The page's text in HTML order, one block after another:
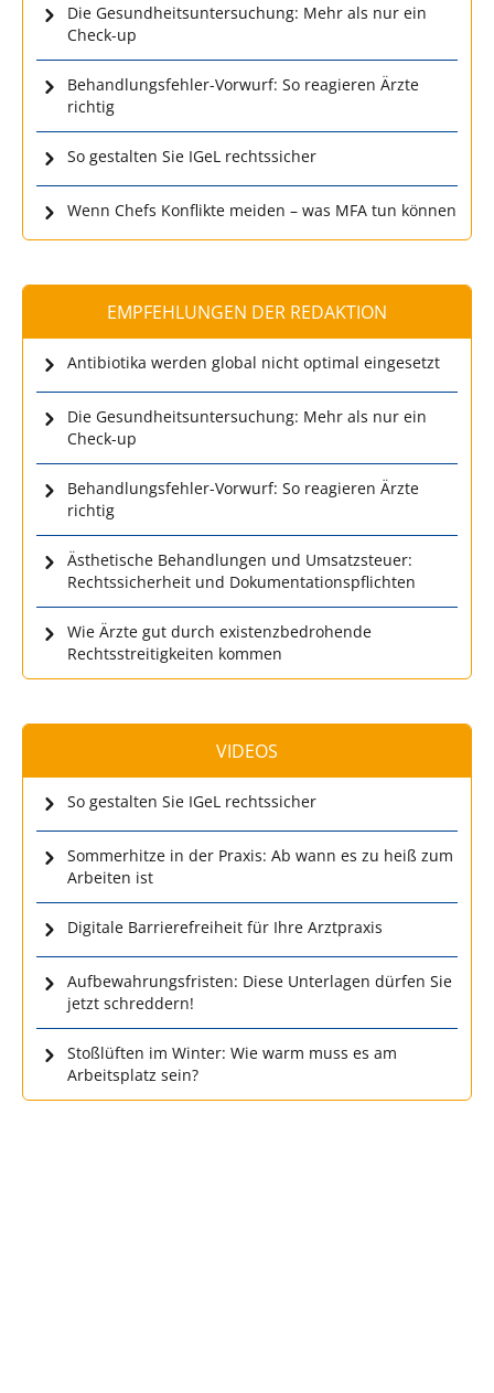
Die Gesundheitsuntersuchung: Mehr als nur ein
Check-up
Behandlungsfehler-Vorwurf: So reagieren Ärzte
richtig
So gestalten Sie IGeL rechtssicher
Wenn Chefs Konflikte meiden – was MFA tun können
EMPFEHLUNGEN DER REDAKTION
Antibiotika werden global nicht optimal eingesetzt
Die Gesundheitsuntersuchung: Mehr als nur ein
Check-up
Behandlungsfehler-Vorwurf: So reagieren Ärzte
richtig
Ästhetische Behandlungen und Umsatzsteuer:
Rechtssicherheit und Dokumentationspflichten
Wie Ärzte gut durch existenzbedrohende
Rechtsstreitigkeiten kommen
VIDEOS
So gestalten Sie IGeL rechtssicher
Sommerhitze in der Praxis: Ab wann es zu heiß zum
Arbeiten ist
Digitale Barrierefreiheit für Ihre Arztpraxis
Aufbewahrungsfristen: Diese Unterlagen dürfen Sie
jetzt schreddern!
Stoßlüften im Winter: Wie warm muss es am
Arbeitsplatz sein?